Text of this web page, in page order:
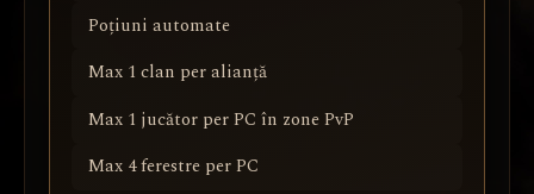
Poțiuni automate
Max 1 clan per alianță
Max 1 jucător per PC în zone PvP
Max 4 ferestre per PC